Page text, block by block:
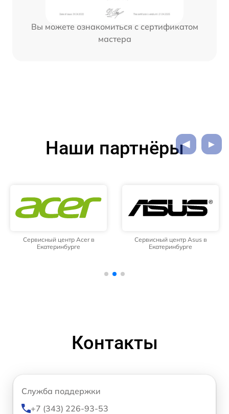
Вы можете ознакомиться с сертификатом
мастера
Наши партнёры
Сервисный центр Acer в
Екатеринбурге
Сервисный центр Asus в
Екатеринбурге
Контакты
Служба поддержки
+7 (343) 226-93-53